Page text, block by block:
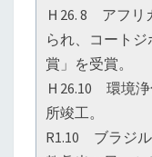
Ｈ26. 8 アフリ
られ、コート
賞」を受賞。
Ｈ26.10 環境
所竣工。
R1.10 ブラジ